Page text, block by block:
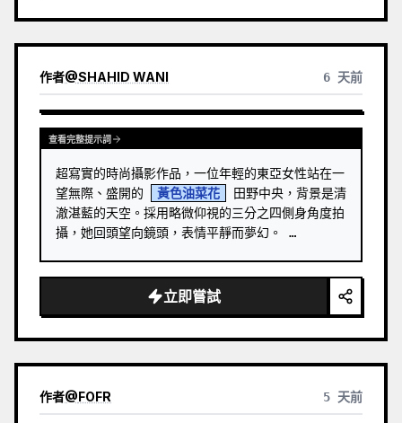
  },
  "pose": {
    "body_positioning": "四肢著地（膝蓋和
前臂支撐在地毯上），背部…
作者@SHAHID WANI 6 天前
查看完整提示詞
超寫實的時尚攝影作品，一位年輕的東亞女性站在一
望無際、盛開的
黃色油菜花
田野中央，背景是清
澈湛藍的天空。採用略微仰視的三分之四側身角度拍
攝，她回頭望向鏡頭，表情平靜而夢幻。 …
立即嘗試
作者@FOFR 5 天前